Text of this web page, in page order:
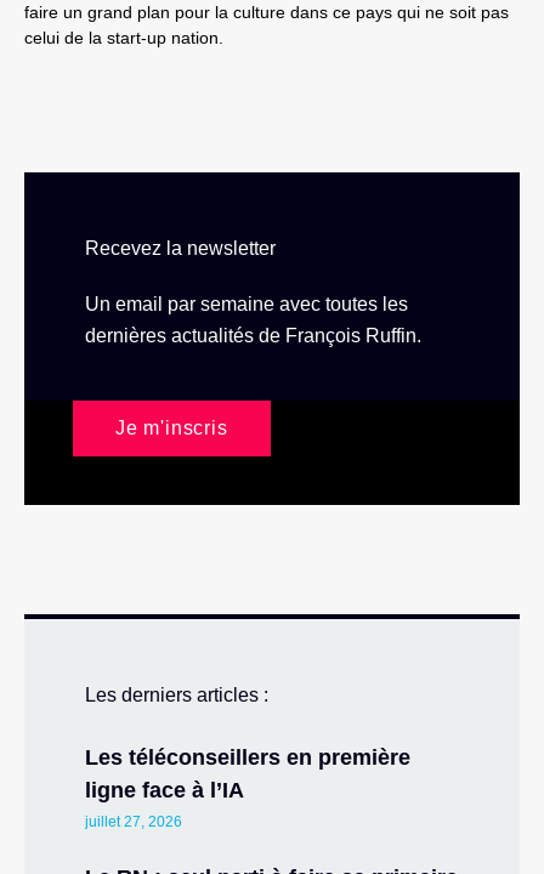
faire un grand plan pour la culture dans ce pays qui ne soit pas
celui de la start-up nation.
Recevez la newsletter
Un email par semaine avec toutes les
dernières actualités de François Ruffin.
Je m'inscris
Les derniers articles :
Les téléconseillers en première
ligne face à l’IA
juillet 27, 2026